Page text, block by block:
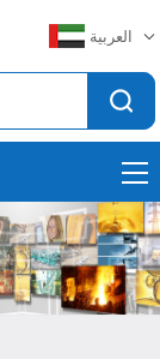
العربية